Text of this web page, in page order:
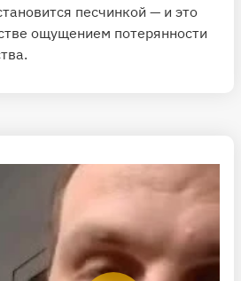
песчинкой — и это
ощущением потерянности